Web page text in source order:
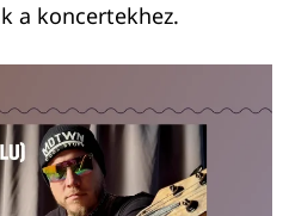
a koncertekhez.